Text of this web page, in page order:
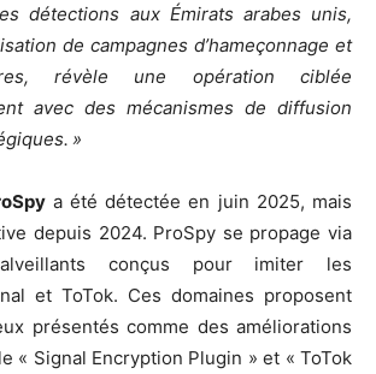
détections aux Émirats arabes unis,
de campagnes d’hameçonnage et
révèle une opération ciblée
avec des mécanismes de diffusion
»
a été détectée en juin 2025, mais
depuis 2024. ProSpy se propage via
conçus pour imiter les
et ToTok. Ces domaines proposent
présentés comme des améliorations
« Signal Encryption Plugin » et « ToTok